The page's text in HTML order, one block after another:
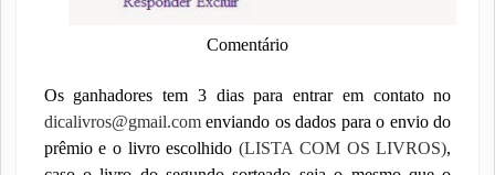
Comentário
Os ganhadores tem 3 dias para entrar em contato no
dicalivros@gmail.comenviando os dados para o envio do
prêmio e o livro escolhido(LISTA COM OS LIVROS),